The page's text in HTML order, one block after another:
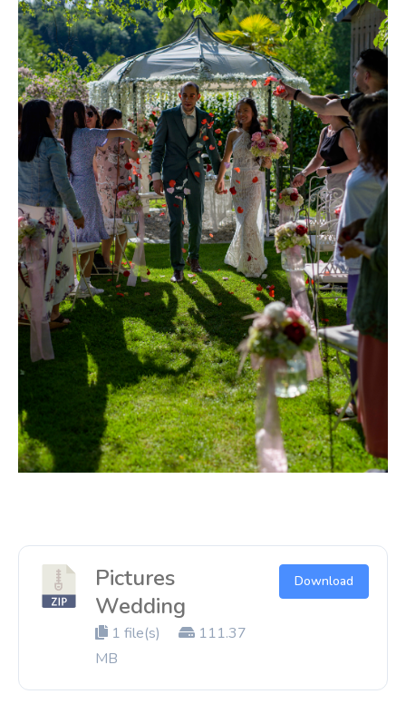
Pictures
Wedding
1 file(s)
111.37
MB
Download